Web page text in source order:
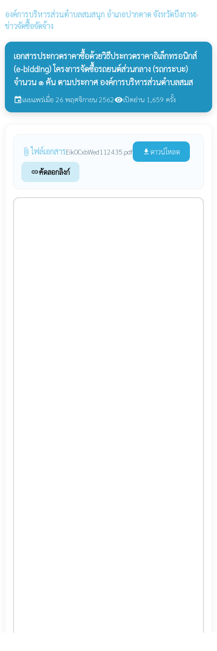
องค์การบริหารส่วนตำบลสมสนุก อำเภอปากคาด จังหวัดบึงกาฬ›
ข่าวจัดซื้อจัดจ้าง
เอกสารประกวดราคาซื้อด้วยวิธีประกวดราคาอิเล็กทรอนิกส์
(e-bidding) โครงการจัดซื้อรถยนต์ส่วนกลาง (รถกระบะ)
จำนวน ๑ คัน ตามประกาศ องค์การบริหารส่วนตำบลสมส
eventเผยแพร่เมื่อ 26 พฤศจิกายน 2562visibilityเปิดอ่าน 1,659 ครั้ง
attach_file ไฟล์เอกสารEikOCxbWed112435.pdf file_download ดาวน์โหลด
linkคัดลอกลิงก์